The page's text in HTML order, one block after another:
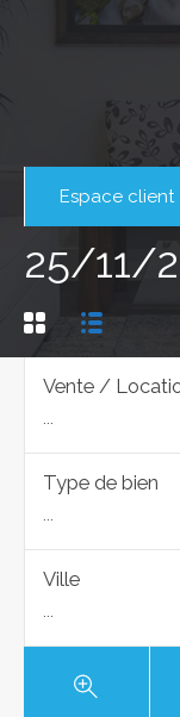
Espace client
Date
25/11/
Vente /
...
Type de bien
...
Ville
...